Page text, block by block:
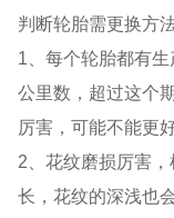
判断轮胎需更换方
1、每个轮胎都有
公里数，超过这个
厉害，可能不能更
2、花纹磨损厉害
长，花纹的深浅也